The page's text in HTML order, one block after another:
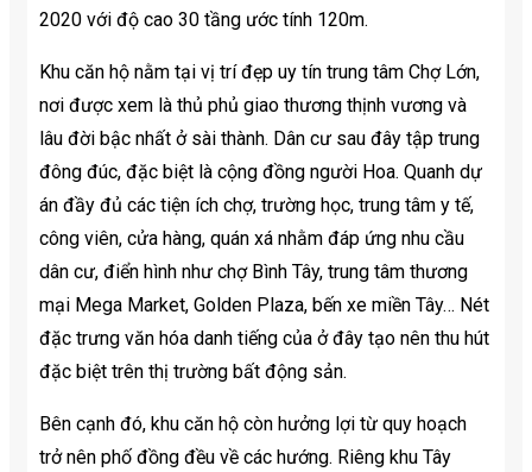
2020 với độ cao 30 tầng ước tính 120m.
Khu căn hộ nằm tại vị trí đẹp uy tín trung tâm Chợ Lớn,
nơi được xem là thủ phủ giao thương thịnh vương và
lâu đời bậc nhất ở sài thành. Dân cư sau đây tập trung
đông đúc, đặc biệt là cộng đồng người Hoa. Quanh dự
án đầy đủ các tiện ích chợ, trường học, trung tâm y tế,
công viên, cửa hàng, quán xá nhằm đáp ứng nhu cầu
dân cư, điển hình như chợ Bình Tây, trung tâm thương
mại Mega Market, Golden Plaza, bến xe miền Tây… Nét
đặc trưng văn hóa danh tiếng của ở đây tạo nên thu hút
đặc biệt trên thị trường bất động sản.
Bên cạnh đó, khu căn hộ còn hưởng lợi từ quy hoạch
trở nên phố đồng đều về các hướng. Riêng khu Tây